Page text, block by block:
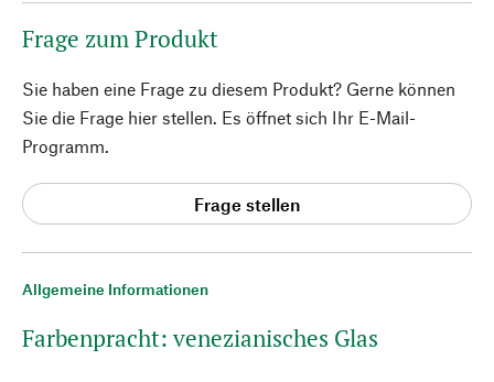
Allgemeine Informationen
Farbenpracht: venezianisches Glas
Frage zum Produkt
Sie haben eine Frage zu diesem Produkt? Gerne können
Sie die Frage hier stellen. Es öffnet sich Ihr E-Mail-
Programm.
Frage stellen